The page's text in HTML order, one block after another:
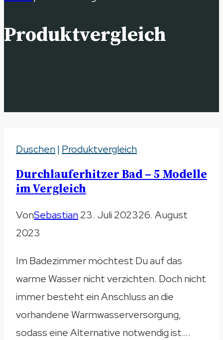
Produktvergleich
Duschen| Produktvergleich
Durchlauferhitzer Bad – 5 Modelle
im Vergleich
VonSebastian23. Juli 202326. August
2023
Im Badezimmer möchtest Du auf das
warme Wasser nicht verzichten. Doch nicht
immer besteht ein Anschluss an die
vorhandene Warmwasserversorgung,
sodass eine Alternative notwendig ist….